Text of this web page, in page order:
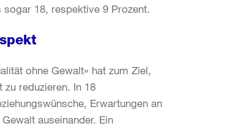
18, respektive 9 Prozent.
ohne Gewalt» hat zum Ziel,
reduzieren. In 18
Erwartungen an
auseinander. Ein